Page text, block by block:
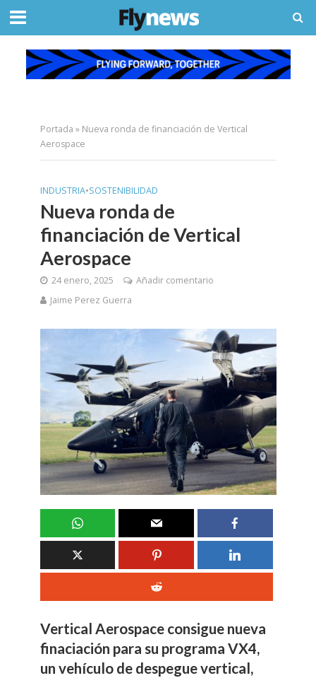
Portada » Nueva ronda de financiación de Vertical
Aerospace
INDUSTRIA•SOSTENIBILIDAD
Nueva ronda de
financiación de Vertical
Aerospace
24 enero, 2025
Añadir comentario
Jaime Perez Guerra
Vertical Aerospace consigue nueva
finaciación para su programa VX4,
un vehículo de despegue vertical,